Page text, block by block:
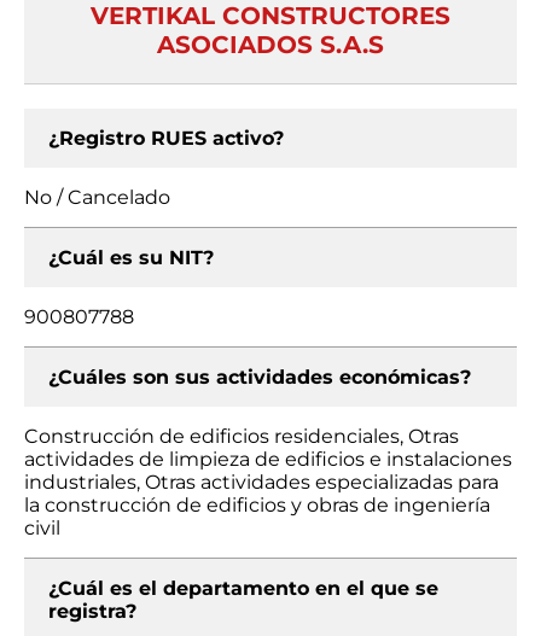
VERTIKAL CONSTRUCTORES
ASOCIADOS S.A.S
¿Registro RUES activo?
No / Cancelado
¿Cuál es su NIT?
900807788
¿Cuáles son sus actividades económicas?
Construcción de edificios residenciales, Otras
actividades de limpieza de edificios e instalaciones
industriales, Otras actividades especializadas para
la construcción de edificios y obras de ingeniería
civil
¿Cuál es el departamento en el que se
registra?